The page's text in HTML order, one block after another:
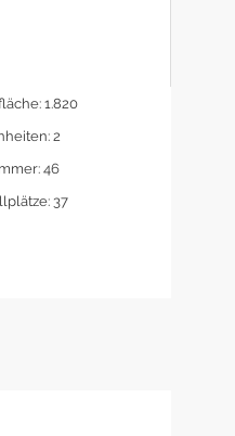
1.820
2
46
37